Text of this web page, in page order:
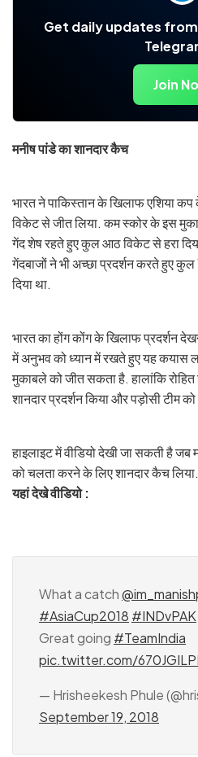
Get daily updates
Join
मनीष पांडे का शानदार कैच
भारत ने पाकिस्तान के खिलाफ एशिया
विकेट से जीत लिया. कम स्कोर के इस
गेंद शेष रहते हुए कुल आठ विकेट से हरा
गेंदबाजों ने भी अच्छा प्रदर्शन करते हुए
दिया था.
भारत का होंग कोंग के खिलाफ प्रदर्शन
में अनुभव को ध्यान में रखते हुए यह कयास
मुकाबले को जीत सकता है. हालांकि रोहित
शानदार प्रदर्शन किया और पड़ोसी टीम
हाइलाइट में वीडियो देखी जा सकती है जब
को चलता करने के लिए शानदार कैच लिया.
यहां देखे वीडियो :
What a catch
#AsiaCup2018 #INDvPAK
Great going #TeamIndia
pic.twitter.com/
— Hrisheekesh Phule
September 19, 2018